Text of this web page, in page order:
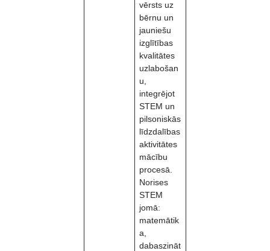
vērsts uz
bērnu un
jauniešu
izglītības
kvalitātes
uzlabošan
u,
integrējot
STEM un
pilsoniskās
līdzdalības
aktivitātes
mācību
procesā.
Norises
STEM
jomā:
matemātik
a,
dabaszināt